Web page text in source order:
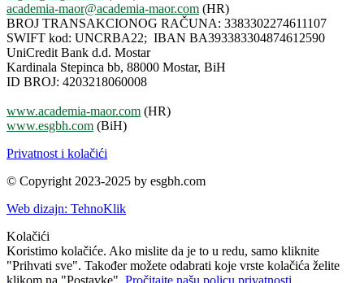
academia-maor@academia-maor.com (HR)
BROJ TRANSAKCIONOG RAČUNA: 3383302274611107
SWIFT kod: UNCRBA22; IBAN BA393383304874612590
UniCredit Bank d.d. Mostar
Kardinala Stepinca bb, 88000 Mostar, BiH
ID BROJ: 4203218060008
www.academia-maor.com (HR)
www.esgbh.com (BiH)
Privatnost i kolačići
© Copyright 2023-2025 by esgbh.com
Web dizajn: TehnoKlik
Kolačići
Koristimo kolačiće. Ako mislite da je to u redu, samo kliknite
"Prihvati sve". Također možete odabrati koje vrste kolačića želite